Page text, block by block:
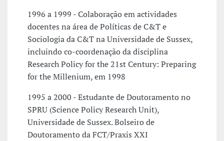
1996 a 1999 - Colaboração em actividades
docentes na área de Políticas de C&T e
Sociologia da C&T na Universidade de Sussex,
incluindo co-coordenação da disciplina
Research Policy for the 21st Century: Preparing
for the Millenium, em 1998
1995 a 2000 - Estudante de Doutoramento no
SPRU (Science Policy Research Unit),
Universidade de Sussex. Bolseiro de
Doutoramento da FCT/Praxis XXI